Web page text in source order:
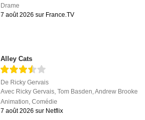
Drame
7 août 2026 sur France.TV
Alley Cats
De Ricky Gervais
Avec Ricky Gervais ,Tom Basden ,Andrew Brooke
Animation ,Comédie
7 août 2026 sur Netflix